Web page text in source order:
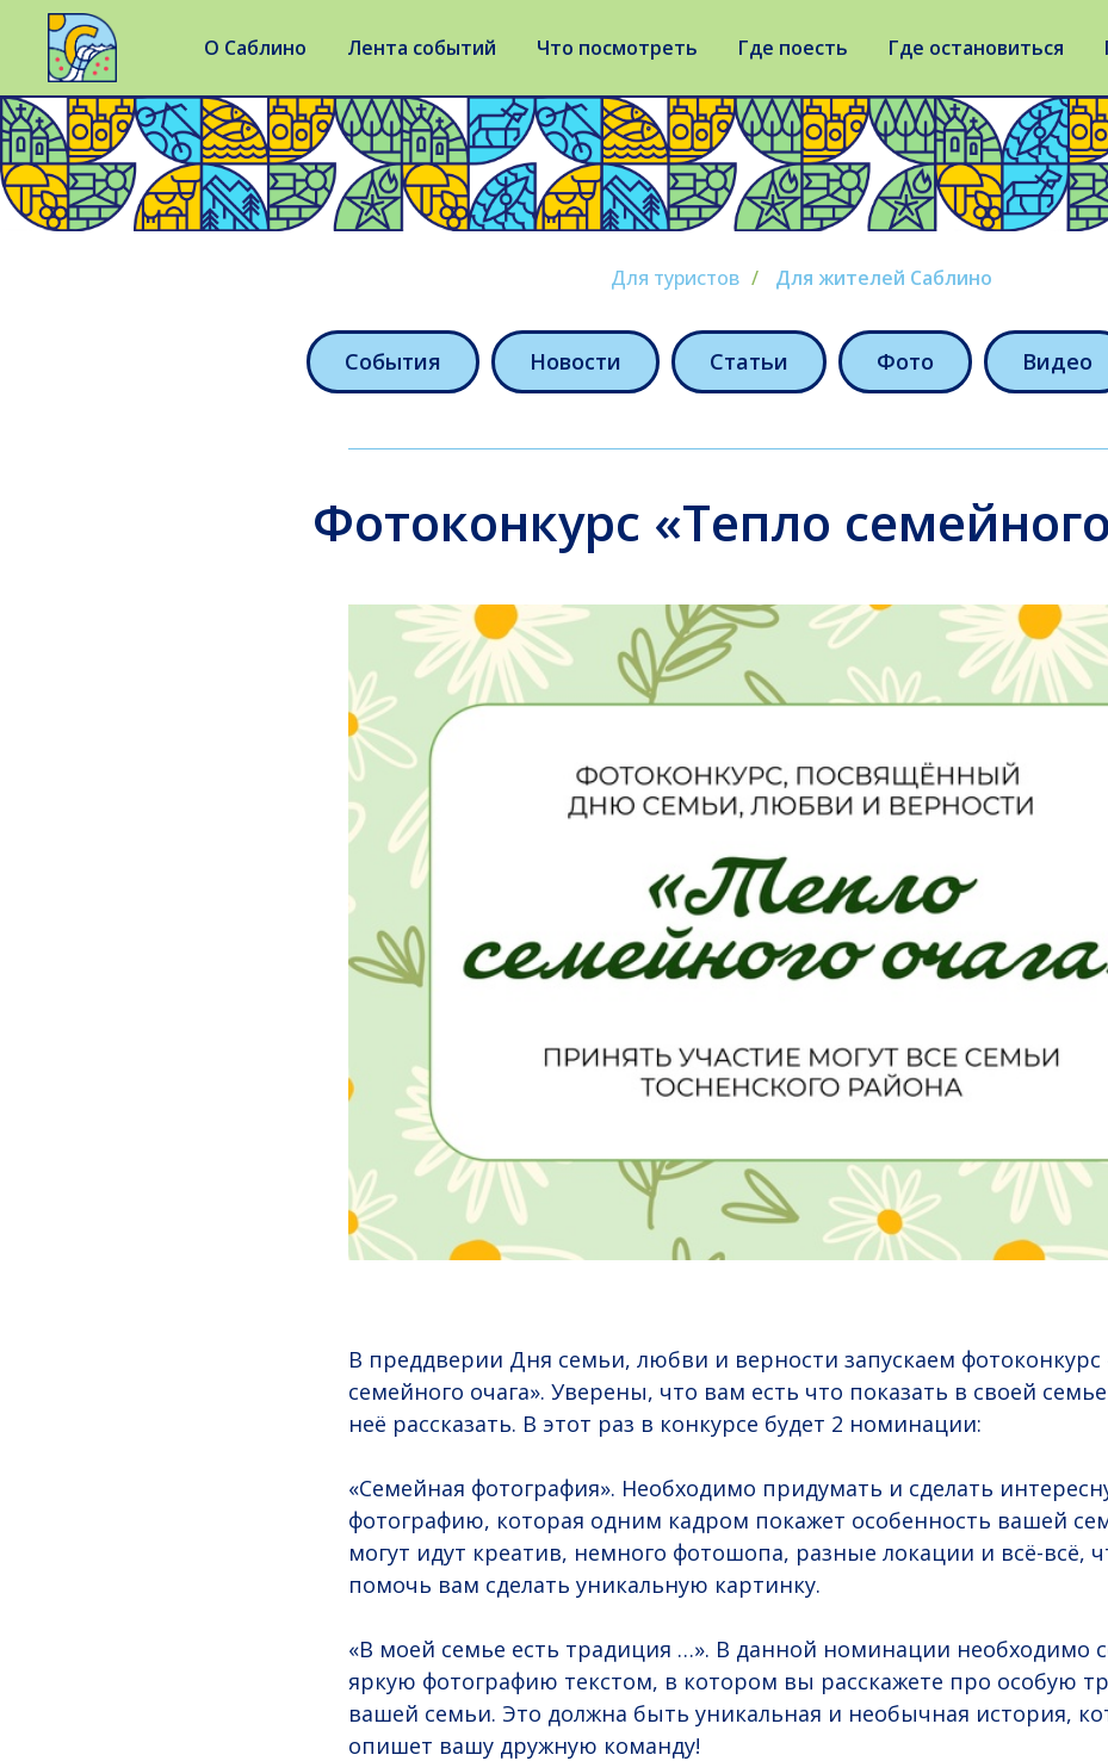
О Саблино Лента событий Что посмотреть Где поесть Где остановиться
Для туристов / Для жителей Саблино
События Новости Статьи Фото Видео
Фотоконкурс «Тепло
В преддверии Дня семьи, любви и верности запускаем фотоконкурс
семейного очага». Уверены, что вам есть что показать в своей
неё рассказать. В этот раз в конкурсе будет 2 номинации:
«Семейная фотография». Необходимо придумать и сделать
фотографию, которая одним кадром покажет особенность вашей
могут идут креатив, немного фотошопа, разные локации и всё-всё,
помочь вам сделать уникальную картинку.
«В моей семье есть традиция …». В данной номинации необходимо
яркую фотографию текстом, в котором вы расскажете про особую
вашей семьи. Это должна быть уникальная и необычная история,
опишет вашу дружную команду!